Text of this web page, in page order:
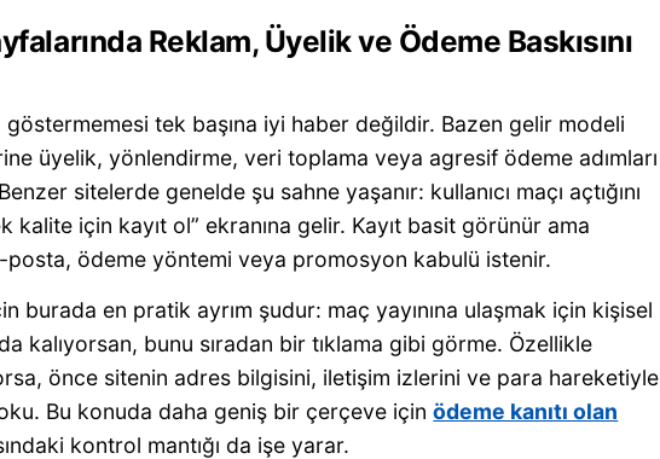
Reklam, Üyelik ve Ödeme Baskısını
göstermemesi tek başına iyi haber değildir. Bazen gelir modeli
üyelik, yönlendirme, veri toplama veya agresif ödeme adımları
sitelerde genelde şu sahne yaşanır: kullanıcı maçı açtığını
kalite için kayıt ol” ekranına gelir. Kayıt basit görünür ama
posta, ödeme yöntemi veya promosyon kabulü istenir.
burada en pratik ayrım şudur: maç yayınına ulaşmak için kişisel
kalıyorsan, bunu sıradan bir tıklama gibi görme. Özellikle
önce sitenin adres bilgisini, iletişim izlerini ve para hareketiyle
oku. Bu konuda daha geniş bir çerçeve içinödeme kanıtı olan
kontrol mantığı da işe yarar.